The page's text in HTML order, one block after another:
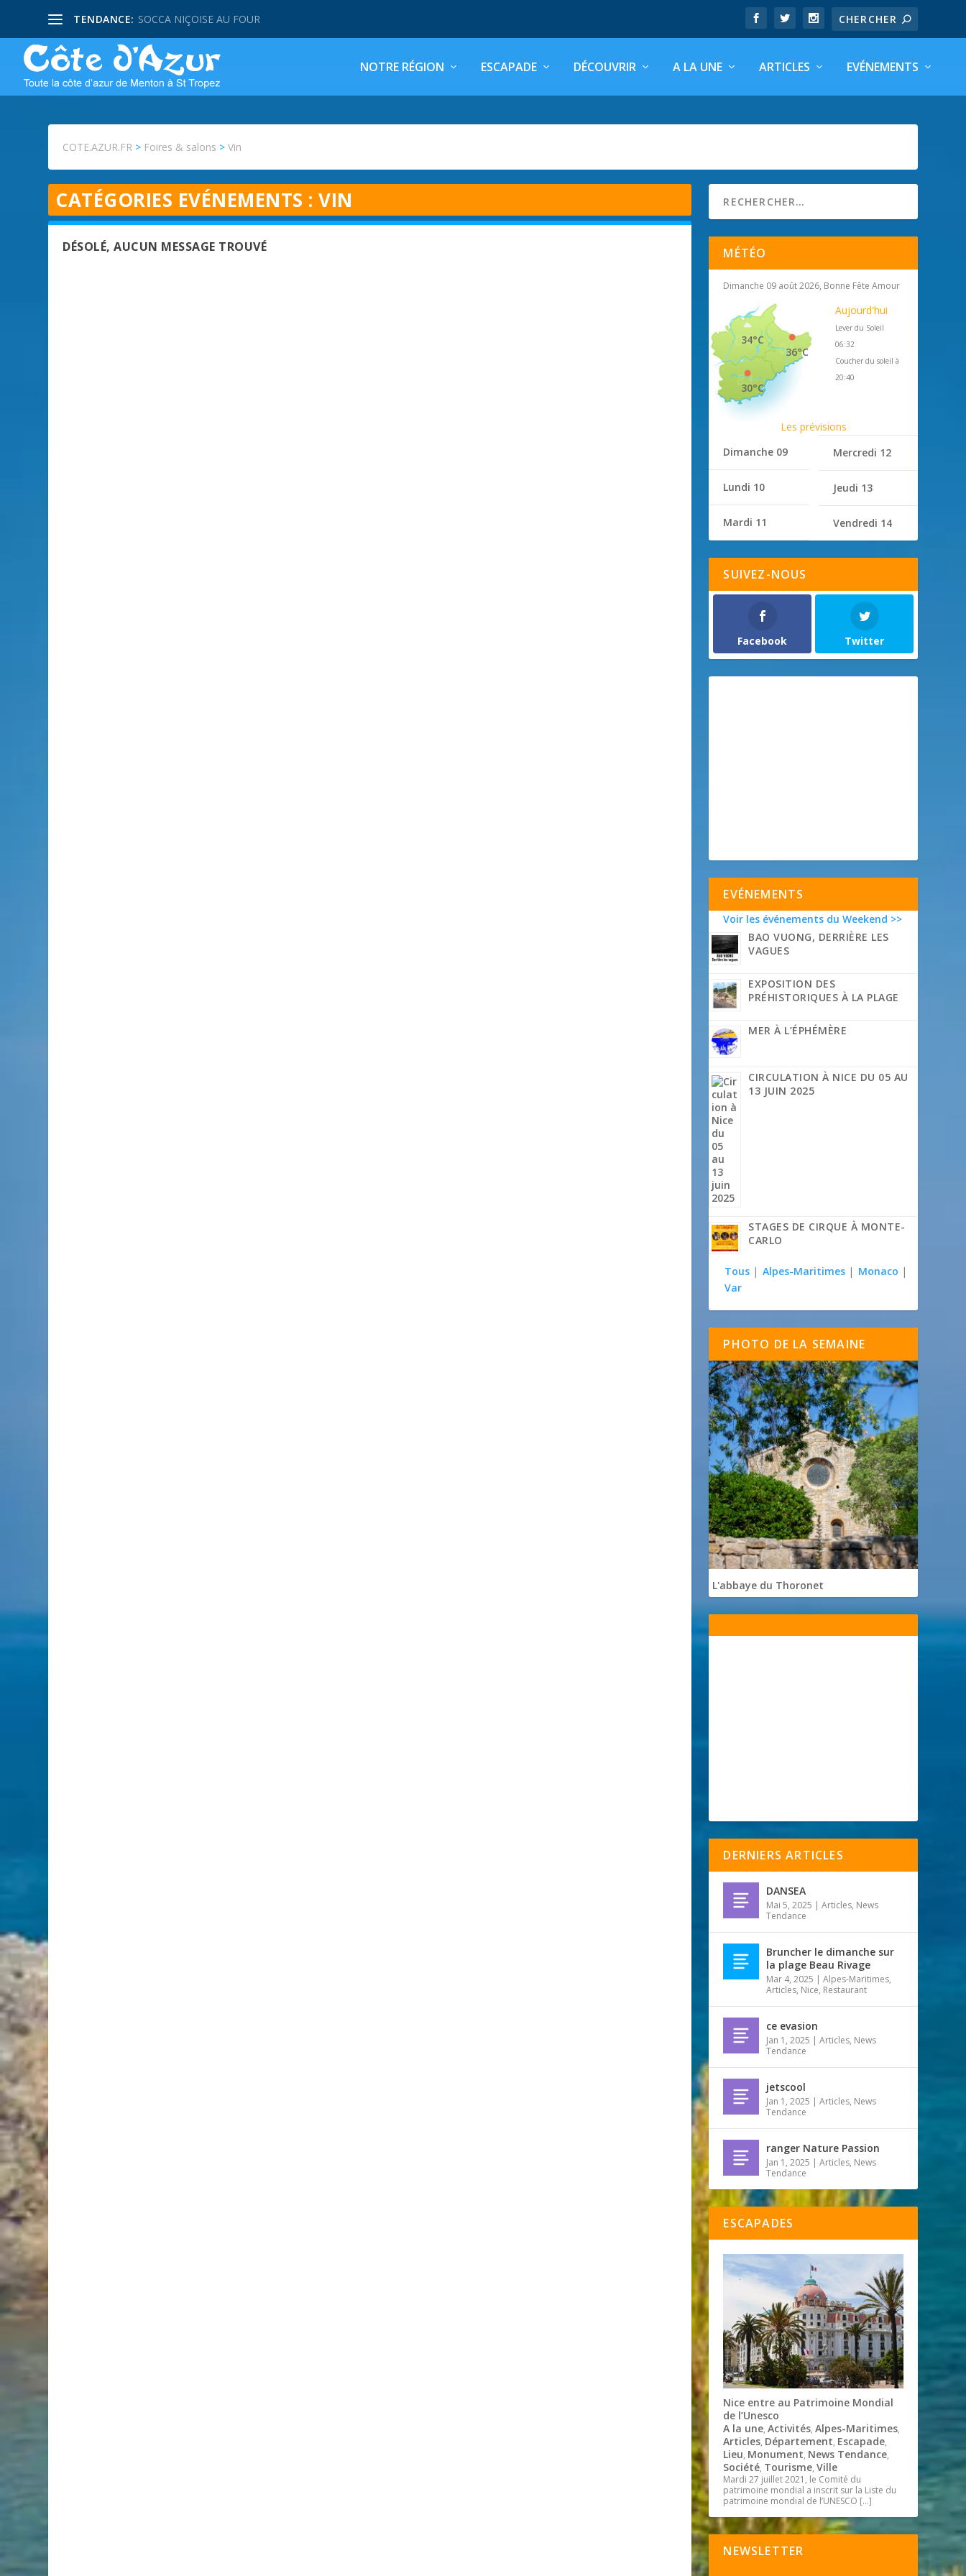
TENDANCE: SOCCA NIÇOISE AU FOUR
NOTRE RÉGION ESCAPADE DÉCOUVRIR A LA UNE ARTICLES EVÉNEMENTS
COTE.AZUR.FR > Foires & salons >Vin
CATÉGORIES EVÉNEMENTS :VIN
DÉSOLÉ, AUCUN MESSAGE TROUVÉ MÉTÉO
Dimanche 09 août 2026, Bonne Fête Amour
36°C
34°C
30°C
Aujourd'hui
Lever du Soleil
06:32
Coucher du soleil à
20:40
Les prévisions
Dimanche 09
Lundi 10
Mardi 11
Mercredi 12
Jeudi 13
Vendredi 14
SUIVEZ-NOUS
Facebook Twitter
EVÉNEMENTS
Voir les événements du Weekend >>
BAO VUONG, DERRIÈRE LES
VAGUES
EXPOSITION DES
PRÉHISTORIQUES À LA PLAGE
MER À L’ÉPHÉMÈRE
CIRCULATION À NICE DU 05 AU
13 JUIN 2025
STAGES DE CIRQUE À MONTE-
CARLO
Tous | Alpes-Maritimes | Monaco |
Var
PHOTO DE LA SEMAINE
L'abbaye du Thoronet
DERNIERS ARTICLES
DANSEA
Mai 5, 2025 |Articles, News
Tendance
Bruncher le dimanche sur
la plage Beau Rivage
Mar 4, 2025 |Alpes-Maritimes,
Articles, Nice, Restaurant
ce evasion
Jan 1, 2025 |Articles, News
Tendance
jetscool
Jan 1, 2025 |Articles, News
Tendance
ranger Nature Passion
Jan 1, 2025 |Articles, News
Tendance
ESCAPADES
Nice entre au Patrimoine Mondial
de l’Unesco
A la une,Activités,Alpes-Maritimes,
Articles, Département, Escapade,
Lieu, Monument, News Tendance,
Société, Tourisme,Ville
Mardi 27 juillet 2021, le Comité du
patrimoine mondial a inscrit sur la Liste du
patrimoine mondial de l’UNESCO […]
NEWSLETTER